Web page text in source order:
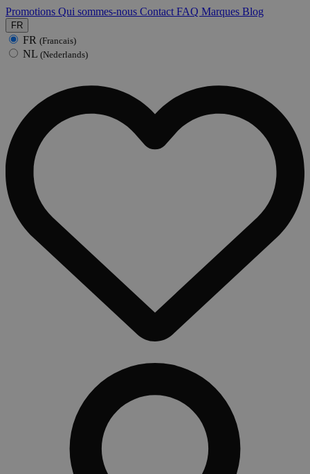
Promotions Qui sommes-nous Contact FAQ Marques Blog
FR
FR (Francais)
NL (Nederlands)